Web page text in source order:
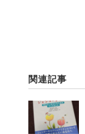
関連記事